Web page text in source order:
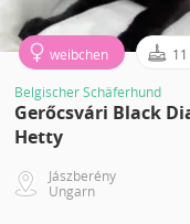
weibchen
Belgischer Schäferhund
Gerőcsvári Black
Hetty
Jászberény
Ungarn